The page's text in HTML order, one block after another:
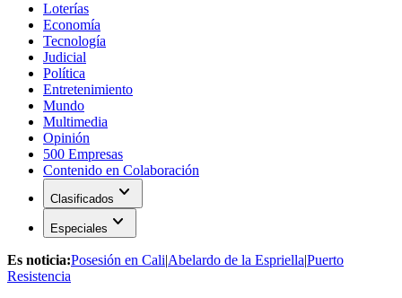
Loterías
Economía
Tecnología
Judicial
Política
Entretenimiento
Mundo
Multimedia
Opinión
500 Empresas
Contenido en Colaboración
Clasificados expand_more
Especiales expand_more
Es noticia:Posesión en Cali|Abelardo de la Espriella|Puerto
Resistencia